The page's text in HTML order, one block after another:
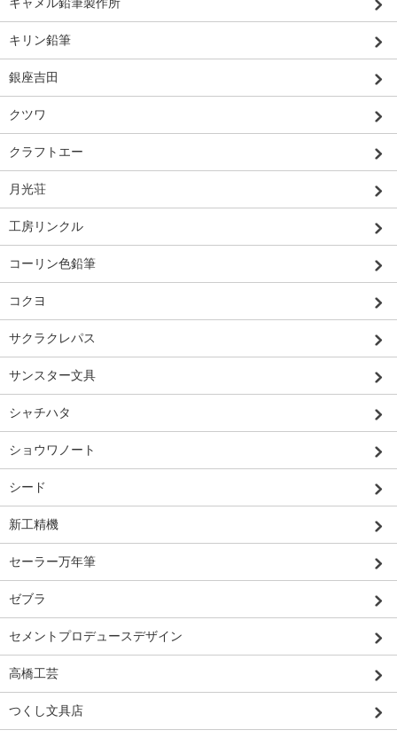
キリン鉛筆
銀座吉田
クツワ
クラフトエー
月光荘
工房リンクル
コーリン色鉛筆
コクヨ
サクラクレパス
サンスター文具
シャチハタ
ショウワノート
シード
新工精機
セーラー万年筆
ゼブラ
セメントプロデュースデザイン
高橋工芸
つくし文具店